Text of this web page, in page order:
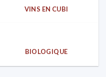
VINS EN CUBI
BIOLOGIQUE